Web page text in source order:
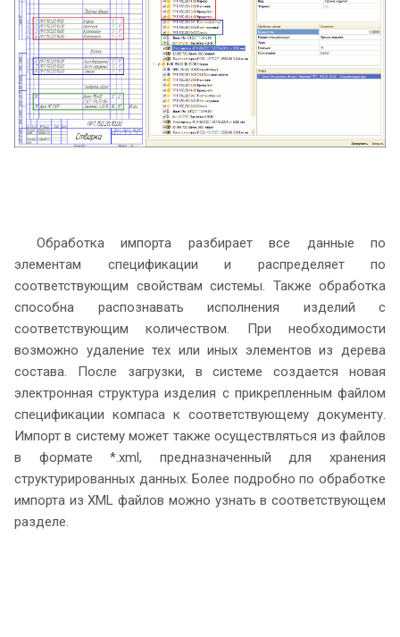
Обработка импорта разбирает все данные по
элементам спецификации и распределяет по
соответствующим свойствам системы. Также обработка
способна распознавать исполнения изделий с
соответствующим количеством. При необходимости
возможно удаление тех или иных элементов из дерева
состава. После загрузки, в системе создается новая
электронная структура изделия с прикрепленным файлом
спецификации компаса к соответствующему документу.
Импорт в систему может также осуществляться из файлов
в формате *.xml, предназначенный для хранения
структурированных данных. Более подробно по обработке
импорта из XML файлов можно узнать в соответствующем
разделе.